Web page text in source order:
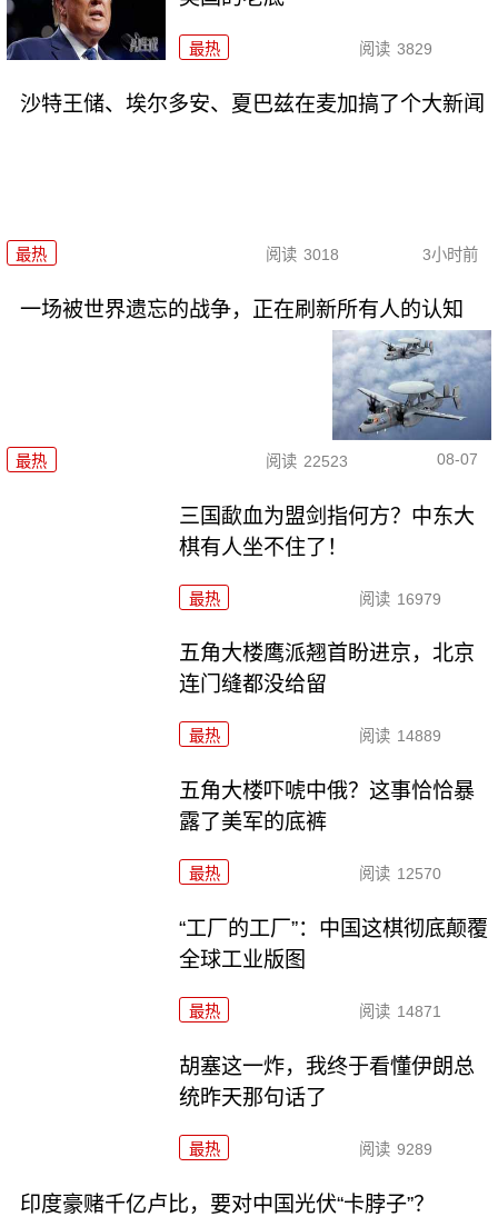
最热 阅读 3829
沙特王储、埃尔多安、夏巴兹在麦加搞了个大新闻
最热 阅读 3018 3小时前
一场被世界遗忘的战争，正在刷新所有人的认知
最热 阅读 22523 08-07
三国歃血为盟剑指何方？中东大
棋有人坐不住了！
最热 阅读 16979
五角大楼鹰派翘首盼进京，北京
连门缝都没给留
最热 阅读 14889
五角大楼吓唬中俄？这事恰恰暴
露了美军的底裤
最热 阅读 12570
“工厂的工厂”：中国这棋彻底颠覆
全球工业版图
最热 阅读 14871
胡塞这一炸，我终于看懂伊朗总
统昨天那句话了
最热 阅读 9289
印度豪赌千亿卢比，要对中国光伏“卡脖子”？